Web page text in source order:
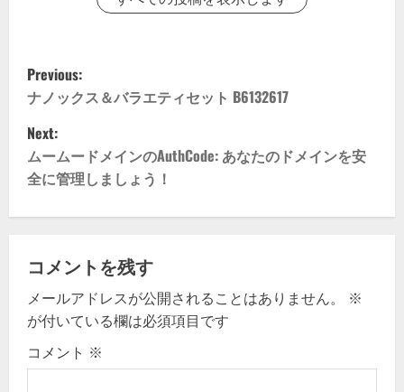
P
o
s
t
n
a
v
i
g
Previous:
ナノックス＆バラエティセット B6132617
Next:
ムームードメインのAuthCode: あなたのドメインを安
全に管理しましょう！
コメントを残す
メールアドレスが公開されることはありません。
※
が付いている欄は必須項目です
コメント ※